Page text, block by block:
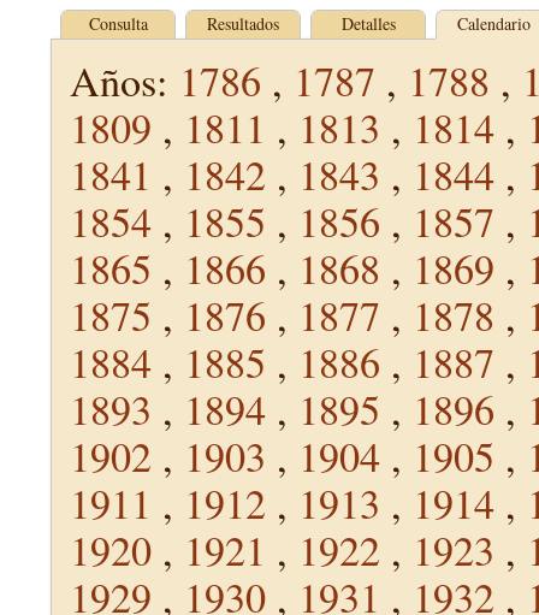
Consulta Resultados Detalles Calendario
Años: 1786 , 1787 , 1788 ,
1809 , 1811 , 1813 , 1814 ,
1841 , 1842 , 1843 , 1844 ,
1854 , 1855 , 1856 , 1857 ,
1865 , 1866 , 1868 , 1869 ,
1875 , 1876 , 1877 , 1878 ,
1884 , 1885 , 1886 , 1887 ,
1893 , 1894 , 1895 , 1896 ,
1902 , 1903 , 1904 , 1905 ,
1911 , 1912 , 1913 , 1914 ,
1920 , 1921 , 1922 , 1923 ,
1929 , 1930 , 1931 , 1932 ,